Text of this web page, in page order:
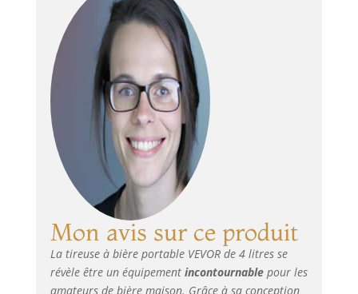
Camping
Pique-Nique
air. Scellage sous
Vide : Le mini
système de
distribution
maintient une
pression sous vide
à l'intérieur du fût,
ce qui permet de
conserver la
fraîcheur de la
bière pendant 1 à
pas de purger l'air
à l'intérieur avant
utilisation.
Réfrigération &
Isolation : La mini-
Mon avis sur ce produit
La tireuse à bière portable VEVOR de 4 litres se
révèle être un équipement incontournablepour les
amateurs de bière maison. Grâce à sa conception